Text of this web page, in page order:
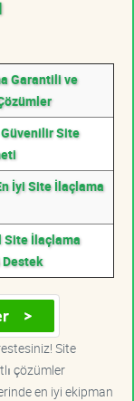
Garantili ve
Güvenilir Site
İyi Site İlaçlama
Site İlaçlama
Site
çözümler
en iyi ekipman